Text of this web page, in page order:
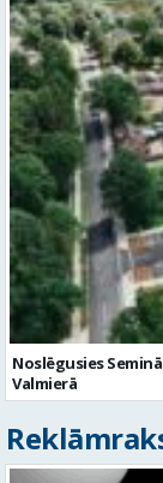
Noslēgusies
Valmierā